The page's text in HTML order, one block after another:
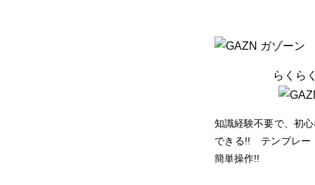
らくら
知識経験不要で、初
できる!! テンプレー
簡単操作!!